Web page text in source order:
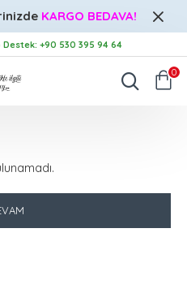
KARGO BEDAVA!
Destek: +90 530 395 94 64
0